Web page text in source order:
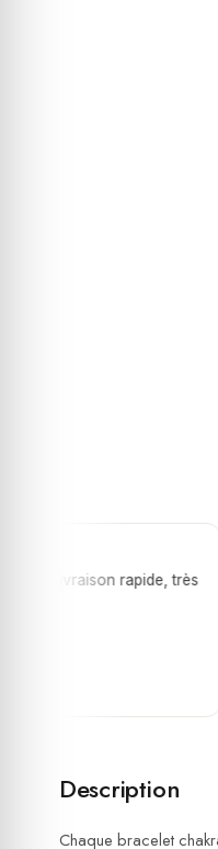
livraison rapide, très
Description
Chaque bracelet